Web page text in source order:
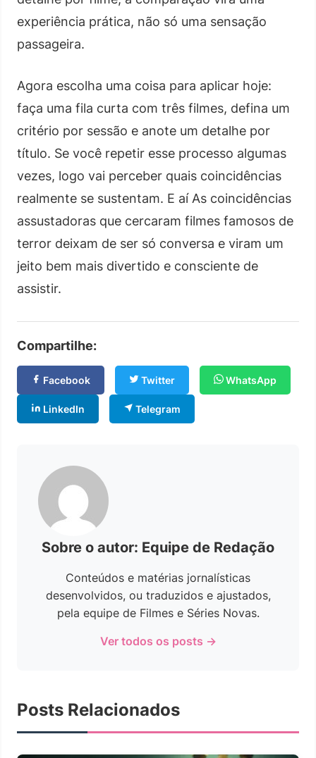
experiência prática, não só uma sensação
passageira.
Agora escolha uma coisa para aplicar hoje:
faça uma fila curta com três filmes, defina um
critério por sessão e anote um detalhe por
título. Se você repetir esse processo algumas
vezes, logo vai perceber quais coincidências
realmente se sustentam. E aí As coincidências
assustadoras que cercaram filmes famosos de
terror deixam de ser só conversa e viram um
jeito bem mais divertido e consciente de
assistir.
Compartilhe:
Facebook Twitter WhatsApp
LinkedIn Telegram
Sobre o autor: Equipe de Redação
Conteúdos e matérias jornalísticas
desenvolvidos, ou traduzidos e ajustados,
pela equipe de Filmes e Séries Novas.
Ver todos os posts →
Posts Relacionados